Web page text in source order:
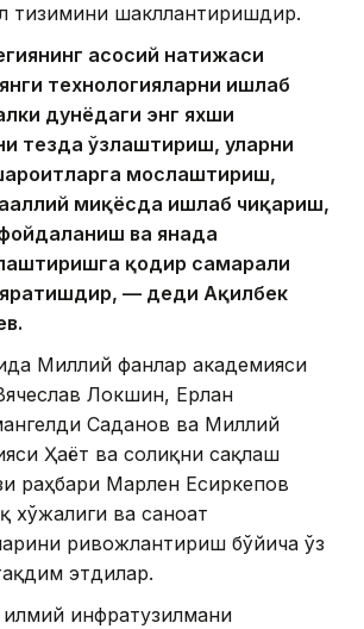
тизимини шакллантиришдир.
асосий натижаси
технологияларни ишлаб
дунёдаги энг яхши
тезда ўзлаштириш, уларни
мослаштириш,
миқёсда ишлаб чиқариш,
ва янада
қодир самарали
— деди Ақилбек
Миллий фанлар академияси
Локшин, Ерлан
Саданов ва Миллий
Ҳаёт ва соғлиқни сақлаш
раҳбари Марлен Есиркепов
хўжалиги ва саноат
ривожлантириш бўйича ўз
этдилар.
инфратузилмани